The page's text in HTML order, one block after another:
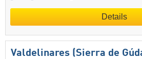
Details
Valdelinares (Sierra de